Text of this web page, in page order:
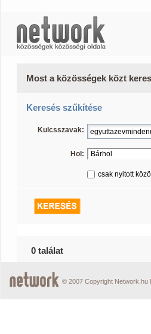
Most a közösségek közt
Keresés szűkítése
Kulcsszavak:
Hol:
csak nyitott
0 találat
© 2007 Copyright Network.hu